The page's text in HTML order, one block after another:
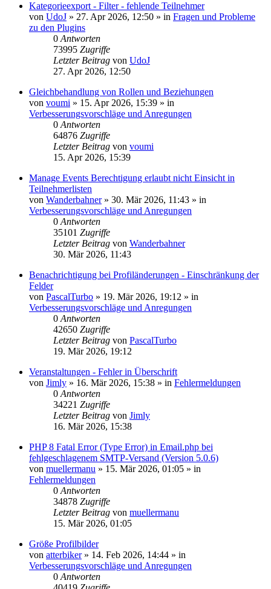
Kategorieexport - Filter - fehlende Teilnehmer
von UdoJ » 27. Apr 2026, 12:50 » in Fragen und Probleme
zu den Plugins
0 Antworten
73995 Zugriffe
Letzter Beitrag von UdoJ
27. Apr 2026, 12:50
Gleichbehandlung von Rollen und Beziehungen
von voumi » 15. Apr 2026, 15:39 » in
Verbesserungsvorschläge und Anregungen
0 Antworten
64876 Zugriffe
Letzter Beitrag von voumi
15. Apr 2026, 15:39
Manage Events Berechtigung erlaubt nicht Einsicht in
Teilnehmerlisten
von Wanderbahner» 30. Mär 2026, 11:43 » in
Verbesserungsvorschläge und Anregungen
0 Antworten
35101 Zugriffe
Letzter Beitrag von Wanderbahner
30. Mär 2026, 11:43
Benachrichtigung bei Profiländerungen - Einschränkung der
Felder
von PascalTurbo » 19. Mär 2026, 19:12 » in
Verbesserungsvorschläge und Anregungen
0 Antworten
42650 Zugriffe
Letzter Beitrag von PascalTurbo
19. Mär 2026, 19:12
Veranstaltungen - Fehler in Überschrift
von Jimly » 16. Mär 2026, 15:38 » in Fehlermeldungen
0 Antworten
34221 Zugriffe
Letzter Beitrag von Jimly
16. Mär 2026, 15:38
PHP 8 Fatal Error (Type Error) in Email.php bei
fehlgeschlagenem SMTP-Versand (Version 5.0.6)
von muellermanu » 15. Mär 2026, 01:05 » in
Fehlermeldungen
0 Antworten
34878 Zugriffe
Letzter Beitrag von muellermanu
15. Mär 2026, 01:05
Größe Profilbilder
von atterbiker» 14. Feb 2026, 14:44 » in
Verbesserungsvorschläge und Anregungen
0 Antworten